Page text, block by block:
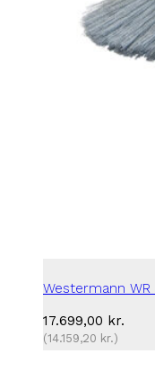
Westermann
17.699,00 kr.
(14.159,20 kr.)